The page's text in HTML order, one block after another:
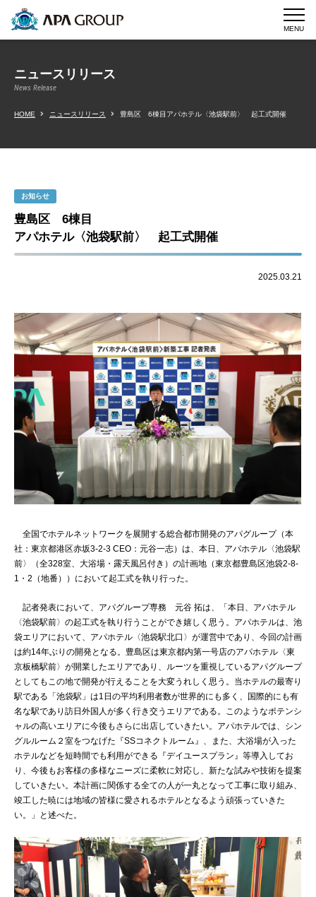
MENU
ニュースリリース
News Release
HOME ニュースリリース 豊島区 6棟目アパホテル〈池袋駅前〉 起工式開催
お知らせ
豊島区 6棟目
アパホテル〈池袋駅前〉 起工式開催
2025.03.21
全国でホテルネットワークを展開する総合都市開発のアパグループ（本
社：東京都港区赤坂3-2-3 CEO：元谷一志）は、本日、アパホテル〈池袋駅
前〉（全328室、大浴場・露天風呂付き）の計画地（東京都豊島区池袋2-8-
1・2（地番））において起工式を執り行った。
記者発表において、アパグループ専務 元谷 拓は、「本日、アパホテル
〈池袋駅前〉の起工式を執り行うことができ嬉しく思う。アパホテルは、池
袋エリアにおいて、アパホテル〈池袋駅北口〉が運営中であり、今回の計画
は約14年ぶりの開発となる。豊島区は東京都内第一号店のアパホテル〈東
京板橋駅前〉が開業したエリアであり、ルーツを重視しているアパグループ
としてもこの地で開発が行えることを大変うれしく思う。当ホテルの最寄り
駅である「池袋駅」は1日の平均利用者数が世界的にも多く、国際的にも有
名な駅であり訪日外国人が多く行き交うエリアである。このようなポテンシ
ャルの高いエリアに今後もさらに出店していきたい。アパホテルでは、シン
グルルーム２室をつなげた『SSコネクトルーム』、また、大浴場が入った
ホテルなどを短時間でも利用ができる『デイユースプラン』等導入してお
り、今後もお客様の多様なニーズに柔軟に対応し、新たな試みや技術を提案
していきたい。本計画に関係する全ての人が一丸となって工事に取り組み、
竣工した暁には地域の皆様に愛されるホテルとなるよう頑張っていきた
い。」と述べた。